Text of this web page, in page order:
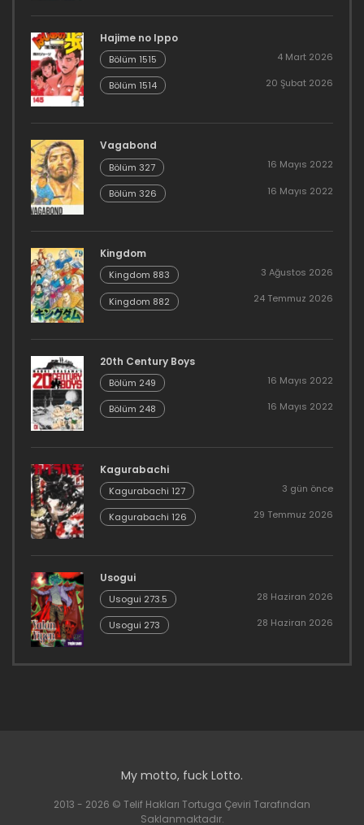
Hajime no Ippo
Bölüm 1515 4 Mart 2026
Bölüm 1514 20 Şubat 2026
Vagabond
Bölüm 327 16 Mayıs 2022
Bölüm 326 16 Mayıs 2022
Kingdom
Kingdom 883 3 Ağustos 2026
Kingdom 882 24 Temmuz 2026
20th Century Boys
Bölüm 249 16 Mayıs 2022
Bölüm 248 16 Mayıs 2022
Kagurabachi
Kagurabachi 127 3 gün önce
Kagurabachi 126 29 Temmuz 2026
Usogui
Usogui 273.5 28 Haziran 2026
Usogui 273 28 Haziran 2026
My motto, fuck Lotto.
2013 - 2026 © Telif Hakları Tortuga Çeviri Tarafından
Saklanmaktadır.